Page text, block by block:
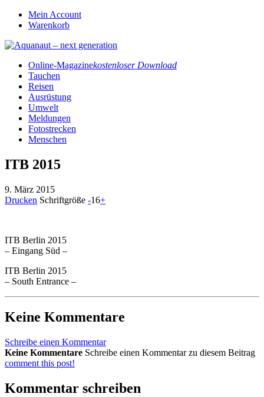
Mein Account
Warenkorb
Online-Magazinekostenloser Download
Tauchen
Reisen
Ausrüstung
Umwelt
Meldungen
Fotostrecken
Menschen
ITB 2015
9. März 2015
Drucken Schriftgröße -16+
ITB Berlin 2015
– Eingang Süd –
ITB Berlin 2015
– South Entrance –
Keine Kommentare
Schreibe einen Kommentar
Keine Kommentare Schreibe einen Kommentar zu diesem Beitrag
comment this post!
Kommentar schreiben